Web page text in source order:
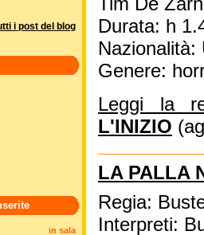
Tim De
Durata: h
Nazionalità:
Genere:
Leggi la
L'INIZIO
LA PALLA
Regia:
Interpreti:
i post del blog
in sala